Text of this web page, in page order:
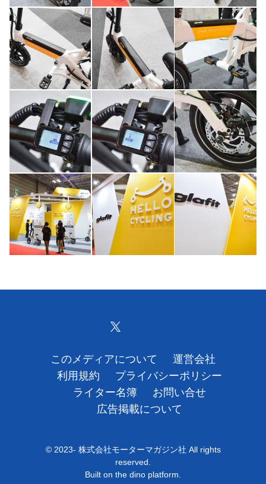
利用規約
プライバシーポリシー
ライター名簿
お問い合せ
広告掲載について
このメディアについて
運営会社
利用規約
プライバシーポリシー
ライター名簿
お問い合せ
広告掲載について
© 2023- 株式会社モーターマガジン社 All rights
reserved.
Built on the dino platform.